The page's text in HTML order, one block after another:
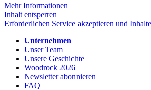
Mehr Informationen
Inhalt entsperren
Erforderlichen Service akzeptieren und
Unternehmen
Unser Team
Unsere Geschichte
Woodrock 2026
Newsletter abonnieren
FAQ